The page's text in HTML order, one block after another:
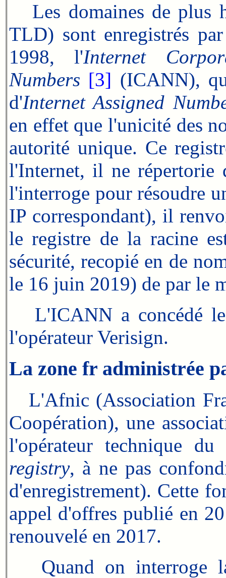
Les domaines de plus
TLD) sont enregistrés
1998, l'Internet
Numbers [3] (ICANN),
d'Internet Assigned
en effet que l'unicité des
autorité unique. Ce
l'Internet, il ne répertorie
l'interroge pour résoudre
IP correspondant), il
le registre de la racine
sécurité, recopié en de
le 16 juin 2019) de par le
L'ICANN a concédé
l'opérateur Verisign.
La zone fr administrée
L'Afnic (Association
Coopération), une
l'opérateur technique
registry, à ne pas
d'enregistrement). Cette
appel d'offres publié en
renouvelé en 2017.
Quand on interroge